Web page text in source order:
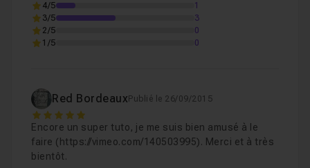
4/5
1
3/5
3
2/5
0
1/5
0
Red Bordeaux Publié le 26/09/2015
5
Encore un super tuto, je me suis bien amusé à le
faire (https://vimeo.com/140503995). Merci et à très
bientôt.